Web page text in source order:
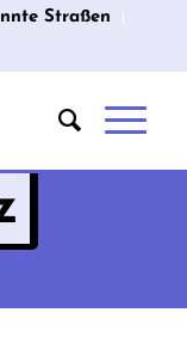
Straßen